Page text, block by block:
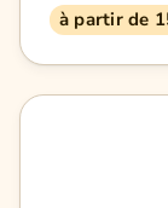
à partir de